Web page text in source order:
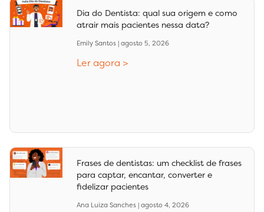
Dia do Dentista: qual sua origem e como
atrair mais pacientes nessa data?
Emily Santos agosto 5, 2026
Ler agora >
Frases de dentistas: um checklist de frases
para captar, encantar, converter e
fidelizar pacientes
Ana Luiza Sanches agosto 4, 2026